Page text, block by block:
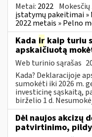
Metai: 2022
įstatymų pakeitimai
2022 metais » Pelno
Kada ir kaip turiu
apskaičiuotą
Web turinio sąrašas
Kada? Deklaracijoje
sumokėti iki 2026 m.
investicinę sąskaitą,
birželio 1 d.
Dėl naujos akcizų
patvirtinimo,